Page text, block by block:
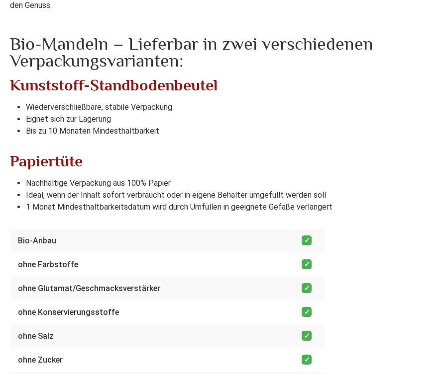
den Genuss.
Bio-Mandeln – Lieferbar in zwei verschiedenen
Verpackungsvarianten:
Kunststoff-Standbodenbeutel
Wiederverschließbare, stabile Verpackung
Eignet sich zur Lagerung
Bis zu 10 Monaten Mindesthaltbarkeit
Papiertüte
Nachhaltige Verpackung aus 100% Papier
Ideal, wenn der Inhalt sofort verbraucht oder in eigene Behälter umgefüllt werden soll
1 Monat Mindesthaltbarkeitsdatum wird durch Umfüllen in geeignete Gefäße verlängert
Bio-Anbau
ohne Farbstoffe
ohne Glutamat/Geschmacksverstärker
ohne Konservierungsstoffe
ohne Salz
ohne Zucker